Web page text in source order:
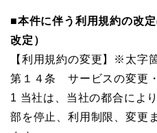
■本件に伴う利用規約の改
改定）
【利用規約の変更】※太字
第１４条 サービスの変更
1 当社は、当社の都合によ
部を停止、利用制限、変更